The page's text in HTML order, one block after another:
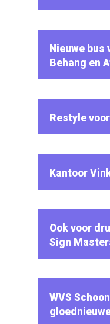
Nieuwe bus
Behang en
Restyle
Kantoor
Ook voor
Sign
WVS